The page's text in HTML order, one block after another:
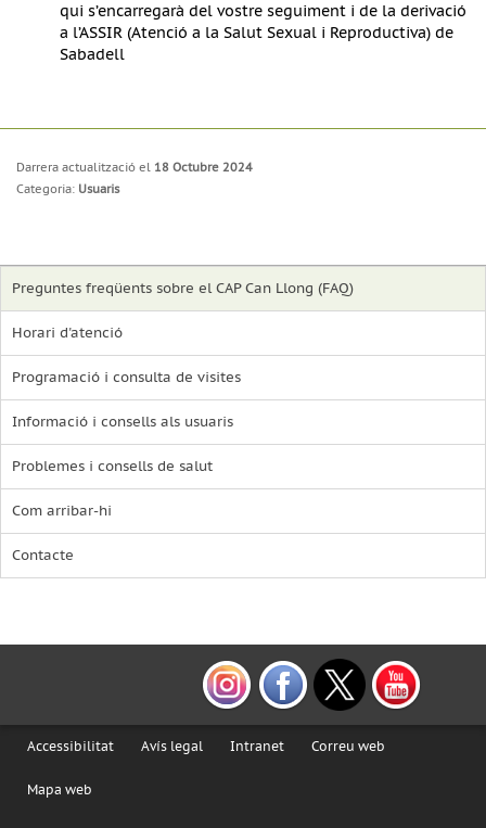
qui s’encarregarà del vostre seguiment i de la derivació
a l’ASSIR (Atenció a la Salut Sexual i Reproductiva) de
Sabadell
Darrera actualització el 18 Octubre 2024
Categoria: Usuaris
Preguntes freqüents sobre el CAP Can Llong (FAQ)
Horari d'atenció
Programació i consulta de visites
Informació i consells als usuaris
Problemes i consells de salut
Com arribar-hi
Contacte
Accessibilitat Avís legal Intranet Correu web
Mapa web